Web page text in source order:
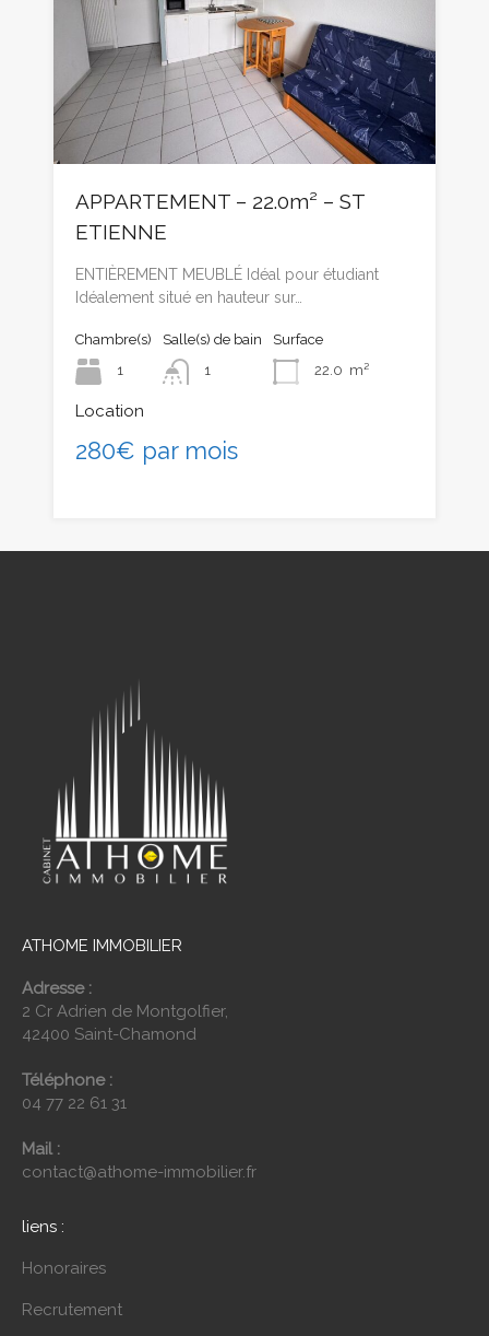
APPARTEMENT – 22.0m² – ST
ETIENNE
ENTIÈREMENT MEUBLÉ Idéal pour étudiant
Idéalement situé en hauteur sur…
Chambre(s)
1
Salle(s) de bain
1
Surface
22.0 m²
Location
280€ par mois
ATHOME IMMOBILIER
Adresse :
2 Cr Adrien de Montgolfier,
42400 Saint-Chamond
Téléphone :
04 77 22 61 31
Mail :
contact@athome-immobilier.fr
liens :
Honoraires
Recrutement